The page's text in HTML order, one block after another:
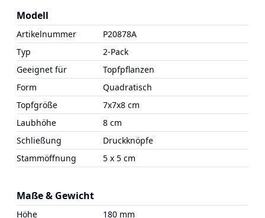
Modell
Artikelnummer
P20878A
Typ
2-Pack
Geeignet für
Topfpflanzen
Form
Quadratisch
Topfgröße
7x7x8 cm
Laubhöhe
8 cm
Schließung
Druckknöpfe
Stammöffnung
5 x 5 cm
Maße & Gewicht
Höhe
180 mm